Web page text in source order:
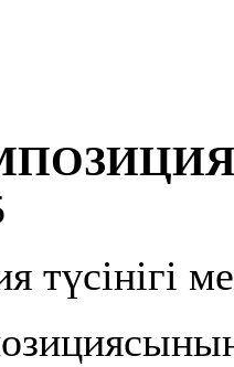
түсінігі